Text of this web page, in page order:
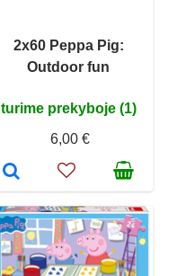
2x60 Peppa Pig:
Outdoor fun
turime prekyboje (1)
6,00 €